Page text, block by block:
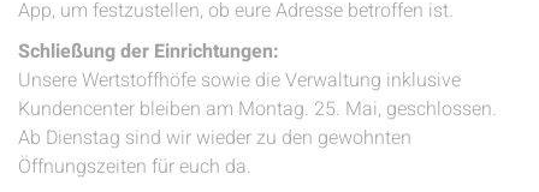
App, um festzustellen, ob eure Adresse betroffen ist.
Schließung der Einrichtungen:
Unsere Wertstoffhöfe sowie die Verwaltung inklusive
Kundencenter bleiben am Montag. 25. Mai, geschlossen.
Ab Dienstag sind wir wieder zu den gewohnten
Öffnungszeiten für euch da.